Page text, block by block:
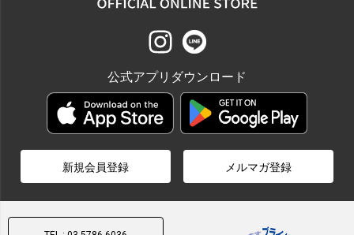
公式アプリダウンロード
新規会員登録 メルマガ登録